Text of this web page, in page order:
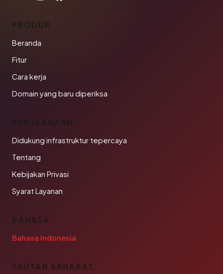
PRODUK
Beranda
Fitur
Cara kerja
Domain yang baru diperiksa
PERUSAHAAN
Didukung infrastruktur tepercaya
Tentang
Kebijakan Privasi
Syarat Layanan
BAHASA
Bahasa Indonesia
TAUTAN SAHABAT